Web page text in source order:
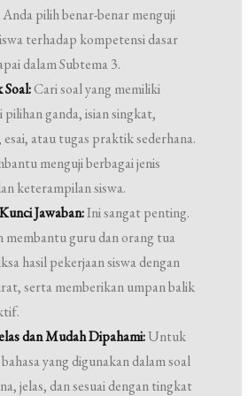
Anda pilih benar-benar menguji
terhadap kompetensi dasar
dalam Subtema 3.
Soal:Cari soal yang memiliki
pilihan ganda, isian singkat,
atau tugas praktik sederhana.
menguji berbagai jenis
keterampilan siswa.
Jawaban:Ini sangat penting.
membantu guru dan orang tua
hasil pekerjaan siswa dengan
serta memberikan umpan balik
dan Mudah Dipahami:Untuk
yang digunakan dalam soal
jelas, dan sesuai dengan tingkat